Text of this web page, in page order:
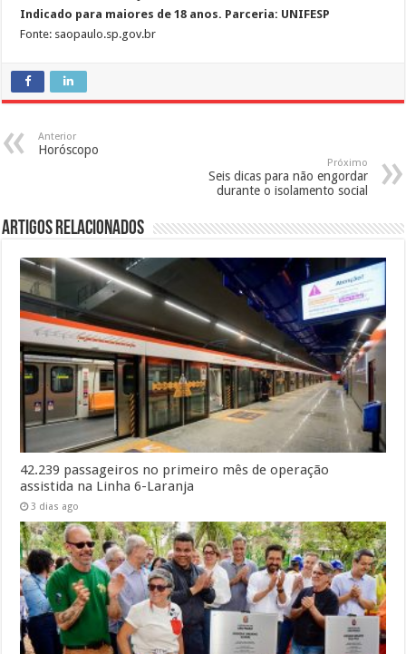
Indicado para maiores de 18 anos. Parceria: UNIFESP
Fonte: saopaulo.sp.gov.br
Anterior
Horóscopo
Próximo
Seis dicas para não engordar
durante o isolamento social
Artigos Relacionados
42.239 passageiros no primeiro mês de operação
assistida na Linha 6-Laranja
3 dias ago